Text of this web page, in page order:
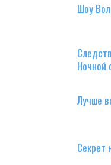
Шоу
Ночной
Лучше
Секрет